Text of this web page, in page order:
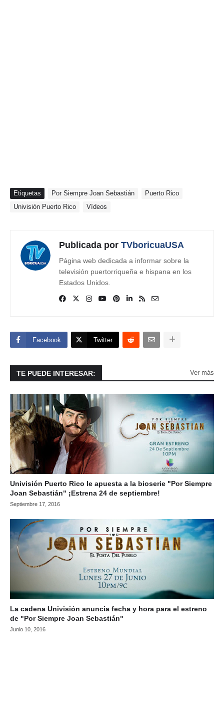
Etiquetas Por Siempre Joan Sebastián
Puerto Rico
Univisión Puerto Rico
Vídeos
Publicada por TVboricuaUSA
Página web dedicada a informar sobre la
televisión puertorriqueña e hispana en los
Estados Unidos.
Facebook Twitter
TE PUEDE INTERESAR: Ver más
Univisión Puerto Rico le apuesta a la bioserie "Por Siempre
Joan Sebastián" ¡Estrena 24 de septiembre!
Septiembre 17, 2016
La cadena Univisión anuncia fecha y hora para el estreno
de "Por Siempre Joan Sebastián"
Junio 10, 2016